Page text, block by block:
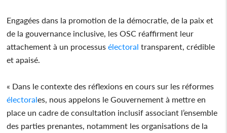
Engagées dans la promotion de la démocratie, de la paix et
de la gouvernance inclusive, les OSC réaffirment leur
attachement à un processusélectoral transparent, crédible
et apaisé.
« Dans le contexte des réflexions en cours sur les réformes
électorales, nous appelons le Gouvernement à mettre en
place un cadre de consultation inclusif associant l’ensemble
des parties prenantes, notamment les organisations de la